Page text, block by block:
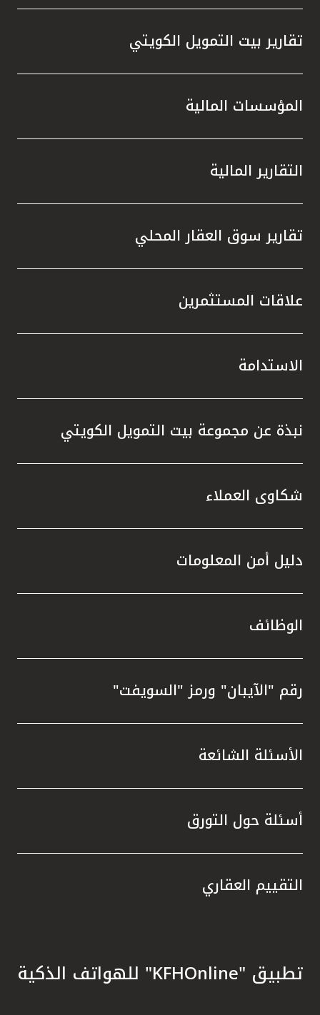
تقارير بيت التمويل الكويتي
المؤسسات المالية
التقارير المالية
تقارير سوق العقار المحلي
علاقات المستثمرين
الاستدامة
نبذة عن مجموعة بيت التمويل الكويتي
شكاوى العملاء
دليل أمن المعلومات
الوظائف
رقم "الآيبان" ورمز "السويفت"
الأسئلة الشائعة
أسئلة حول التورق
التقييم العقاري
تطبيق "KFHOnline" للهواتف الذكية